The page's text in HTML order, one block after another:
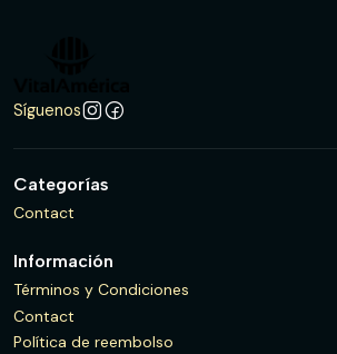
Síguenos
Categorías
Contact
Información
Términos y Condiciones
Contact
Política de reembolso